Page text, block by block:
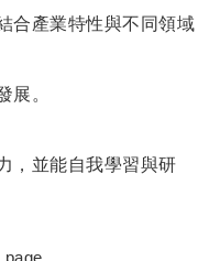
合產業特性與不同領域
展。
，並能自我學習與研